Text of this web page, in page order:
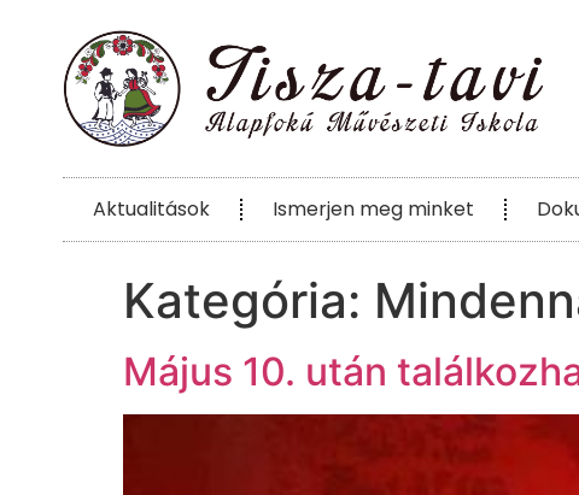
Aktualitások Ismerjen meg minket
Kategória:
Május 10. után